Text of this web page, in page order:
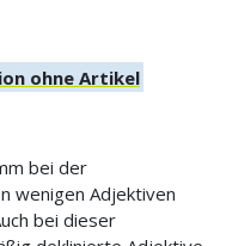
ohne Artikel
bei der
wenigen Adjektiven
bei dieser